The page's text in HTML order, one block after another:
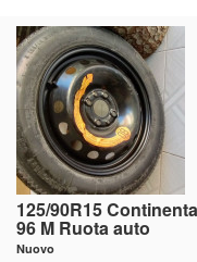
125/90R15
96 M Ruota auto
Nuovo